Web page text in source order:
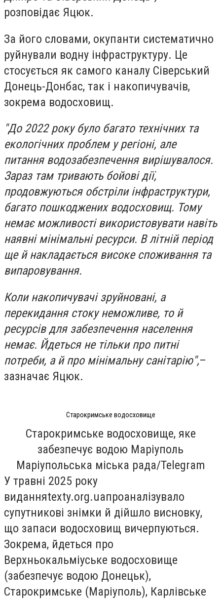
розповідає Яцюк.
За його словами, окупанти систематично
руйнували водну інфраструктуру. Це
стосується як самого каналу Сіверський
Донець-Донбас, так і накопичувачів,
зокрема водосховищ.
"До 2022 року було багато технічних та
екологічних проблем у регіоні, але
питання водозабезпечення вирішувалося.
Зараз там тривають бойові дії,
продовжуються обстріли інфраструктури,
багато пошкоджених водосховищ. Тому
немає можливості використовувати навіть
наявні мінімальні ресурси. В літній період
ще й накладається високе споживання та
випаровування.
Коли накопичувачі зруйновані, а
перекидання стоку неможливе, то й
ресурсів для забезпечення населення
немає. Йдеться не тільки про питні
потреби, а й про мінімальну санітарію",–
зазначає Яцюк.
Старокримське водосховище
Старокримське водосховище, яке
забезпечує водою Маріуполь
Маріупольська міська рада/Telegram
У травні 2025 року
виданняtexty.org.uaпроаналізувало
супутникові знімки й дійшло висновку,
що запаси водосховищ вичерпуються.
Зокрема, йдеться про
Верхньокальміуське водосховище
(забезпечує водою Донецьк),
Старокримське (Маріуполь), Карлівське